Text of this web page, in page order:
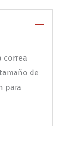
correa
de
para